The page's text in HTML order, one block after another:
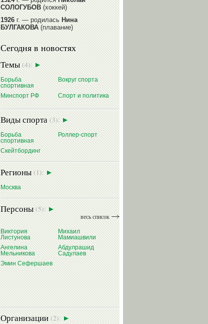
СОЛОГУБОВ(хоккей)
1926г. — родиласьНина
БУЛГАКОВА(плавание)
1941г. — родиласьРавиля
ПРОКОПЕНКО (САЛИМОВА)
(баскетбол)
1964г. — родилсяНиколай
ЖУРАВСКИЙ(гребля на байдарках
и каноэ)
1964г. — родилсяЮрий ХМЫЛЕВ
(хоккей)
читать далее
Сегодня в новостях
Темы(4):
Борьба
спортивная
Вокруг спорта
Минспорт РФ Спорт и политика
Виды спорта(3):
Борьба
спортивная
Роллер-спорт
Скейтбординг
Регионы(1):
Москва
Персоны(5):
весь список
Виктория
Листунова
Михаил
Мамиашвили
Ангелина
Мельникова
Абдулрашид
Садулаев
Эмин Сефершаев
Организации(2):